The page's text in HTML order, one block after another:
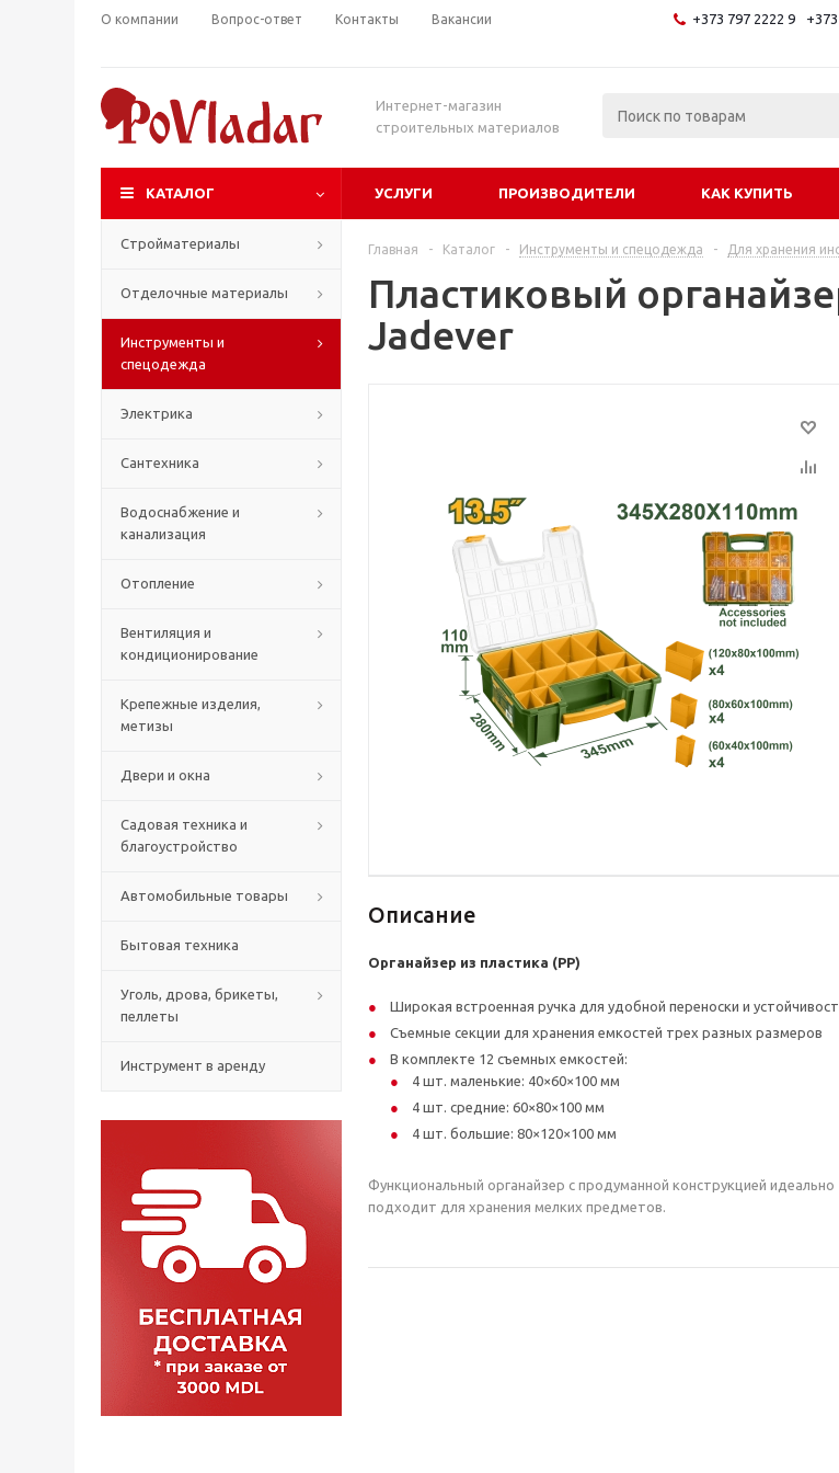
О компании Вопрос-ответ Контакты Вакансии +373 797 2222 9
Интернет-магазин
строительных материалов
КАТАЛОГ УСЛУГИ ПРОИЗВОДИТЕЛИ КАК КУПИТЬ
Стройматериалы
Отделочные материалы
Инструменты и
спецодежда
Электрика
Сантехника
Водоснабжение и
канализация
Отопление
Вентиляция и
кондиционирование
Крепежные изделия,
метизы
Двери и окна
Садовая техника и
благоустройство
Автомобильные товары
Бытовая техника
Уголь, дрова, брикеты,
пеллеты
Инструмент в аренду
Главная - Каталог - Инструменты и спецодежда - Для хранения
Пластиковый
Jadever
Описание
Органайзер из пластика (PP)
Широкая встроенная ручка для удобной переноски и
Съемные секции для хранения емкостей трех разных размеров
В комплекте 12 съемных емкостей:
4 шт. маленькие: 40×60×100 мм
4 шт. средние: 60×80×100 мм
4 шт. большие: 80×120×100 мм
Функциональный органайзер с продуманной конструкцией идеально
подходит для хранения мелких предметов.